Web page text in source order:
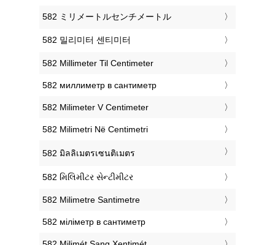
‎582 ミリメートルセンチメートル
‎582 밀리미터 센티미터
‎582 Millimeter Til Centimeter
‎582 миллиметр в сантиметр
‎582 Milimeter V Centimeter
‎582 Milimetri Në Centimetri
‎582 มิลลิเมตรเซนติเมตร
‎582 મિલિમીટર સેન્ટીમીટર
‎582 Milimetre Santimetre
‎582 міліметр в сантиметр